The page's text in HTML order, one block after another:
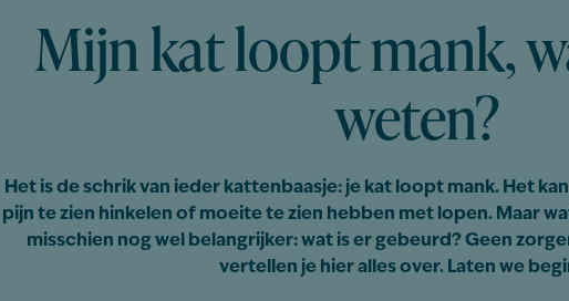
Mijn kat loopt mank,
weten?
Het is de schrik van ieder kattenbaasje: je kat loopt mank. Het
pijn te zien hinkelen of moeite te zien hebben met lopen. Maar
misschien nog wel belangrijker: wat is er gebeurd? Geen
vertellen je hier alles over. Laten we